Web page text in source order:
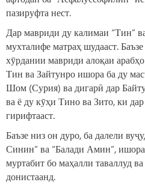
пазируфта нест.
Дар мавриди ду калимаи “Тин”
мухталифе матраҳ шудааст.
хӯрдании мавриди алоқаи
Тин ва Зайтунро ишора ба ду
Шом (Сурия) ва дигарӣ дар
ва ё ду кӯҳи Тино ва Зито, ки
гирифтааст.
Баъзе низ он дуро, ба далели
Синин” ва “Балади Амин”,
муртабит бо маҳалли таваллуд
донистаанд.